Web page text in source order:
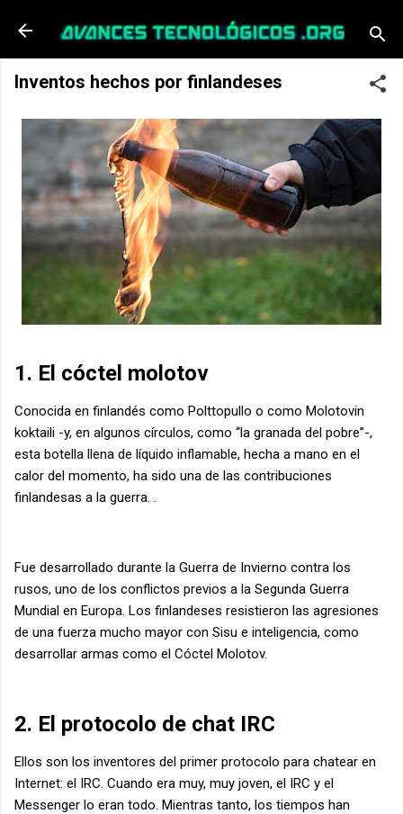
Ir al contenido principal
Inventos hechos por finlandeses
1. El cóctel molotov
Conocida en finlandés como Polttopullo o como Molotovin
koktaili -y, en algunos círculos, como “la granada del pobre”-,
esta botella llena de líquido inflamable, hecha a mano en el
calor del momento, ha sido una de las contribuciones
finlandesas a la guerra. .
Fue desarrollado durante la Guerra de Invierno contra los
rusos, uno de los conflictos previos a la Segunda Guerra
Mundial en Europa. Los finlandeses resistieron las agresiones
de una fuerza mucho mayor con Sisu e inteligencia, como
desarrollar armas como el Cóctel Molotov.
2. El protocolo de chat IRC
Ellos son los inventores del primer protocolo para chatear en
Internet: el IRC. Cuando era muy, muy joven, el IRC y el
Messenger lo eran todo. Mientras tanto, los tiempos han